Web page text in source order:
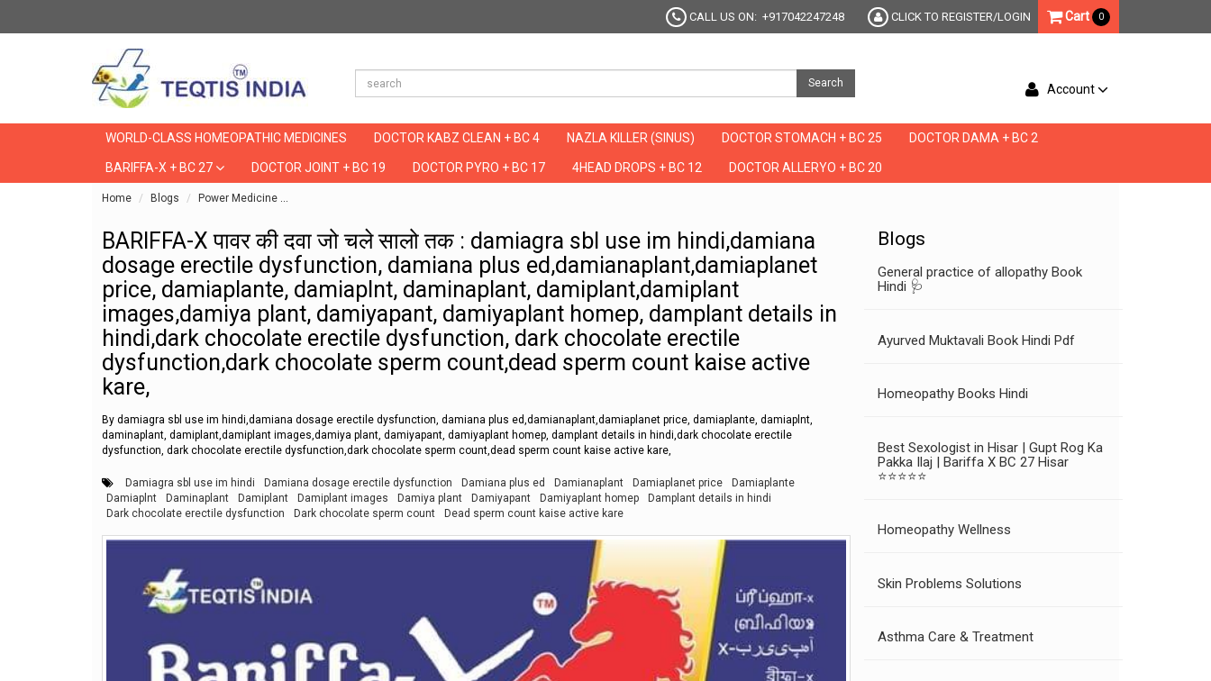
CALL US ON: +917042247248 CLICK TO REGISTER/LOGIN Cart 0
Search Account
WORLD-CLASS HOMEOPATHIC MEDICINES DOCTOR KABZ CLEAN + BC 4 NAZLA KILLER (SINUS) DOCTOR STOMACH + BC 25 DOCTOR DAMA + BC 2
BARIFFA-X + BC 27 DOCTOR JOINT + BC 19 DOCTOR PYRO + BC 17 4HEAD DROPS + BC 12 DOCTOR ALLERYO + BC 20
Home Blogs Power Medicine
BARIFFA-X पावर की दवा जो चले सालो तक : damiagra sbl use im hindi,damiana
dosage erectile dysfunction, damiana plus ed,damianaplant,damiaplanet
price, damiaplante, damiaplnt, daminaplant, damiplant,damiplant
images,damiya plant, damiyapant, damiyaplant homep, damplant details in
hindi,dark chocolate erectile dysfunction, dark chocolate erectile
dysfunction,dark chocolate sperm count,dead sperm count kaise active
kare,
By damiagra sbl use im hindi,damiana dosage erectile dysfunction, damiana plus ed,damianaplant,damiaplanet price, damiaplante, damiaplnt,
daminaplant, damiplant,damiplant images,damiya plant, damiyapant, damiyaplant homep, damplant details in hindi,dark chocolate erectile
dysfunction, dark chocolate erectile dysfunction,dark chocolate sperm count,dead sperm count kaise active kare,
Damiagra sbl use im hindi Damiana dosage erectile dysfunction Damiana plus ed Damianaplant Damiaplanet price
Damiaplante
Damiaplnt
Daminaplant Damiplant Damiplant images Damiya plant Damiyapant Damiyaplant homep
Damplant details in hindi
Dark chocolate erectile dysfunction
Dark chocolate sperm count Dead sperm count kaise active kare
Blogs
General practice of allopathy Book
Hindi 🩺
Ayurved Muktavali Book Hindi Pdf
Homeopathy Books Hindi
Best Sexologist in Hisar | Gupt Rog Ka
Pakka Ilaj | Bariffa X BC 27 Hisar
⭐⭐⭐⭐⭐
Homeopathy Wellness
Skin Problems Solutions
Asthma Care & Treatment